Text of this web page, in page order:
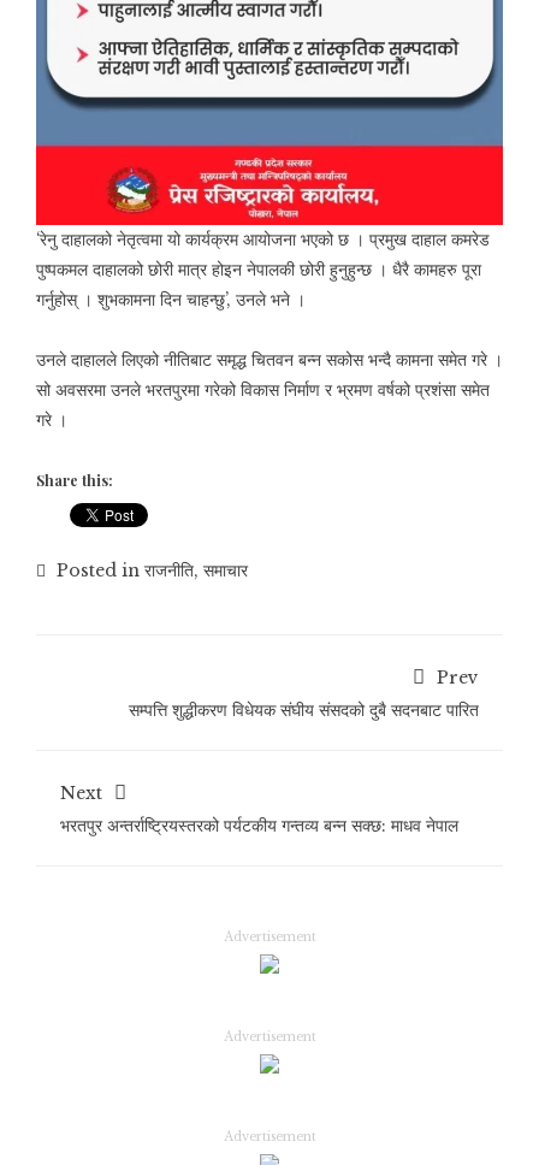
‘रेनु दाहालको नेतृत्वमा यो कार्यक्रम आयोजना भएको छ । प्रमुख दाहाल कमरेड
पुष्पकमल दाहालको छोरी मात्र होइन नेपालकी छोरी हुनुहुन्छ । धैरै कामहरु पूरा
गर्नुहोस् । शुभकामना दिन चाहन्छु’, उनले भने ।
उनले दाहालले लिएको नीतिबाट समृद्ध चितवन बन्न सकोस भन्दै कामना समेत गरे ।
सो अवसरमा उनले भरतपुरमा गरेको विकास निर्माण र भ्रमण वर्षको प्रशंसा समेत
गरे ।
Share this:
Posted in राजनीति, समाचार
Prev
सम्पत्ति शुद्धीकरण विधेयक संघीय संसदको दुबै सदनबाट पारित
Next
भरतपुर अन्तर्राष्ट्रियस्तरको पर्यटकीय गन्तव्य बन्न सक्छ: माधव नेपाल
Advertisement
Advertisement
Advertisement